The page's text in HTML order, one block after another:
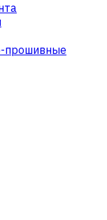
прошивные